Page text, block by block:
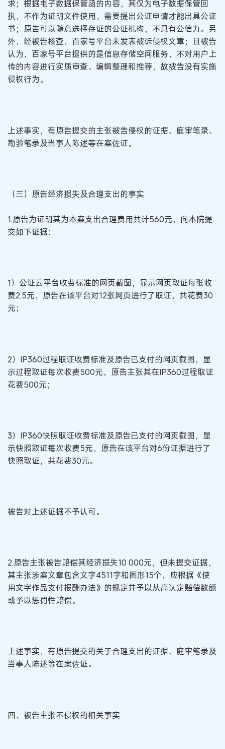
求；根据电子数据保管函的内容，其仅为电子数据保管回
执，不作为证明文件使用，需要提出公证申请才能出具公证
书；原告可以随意选择存证的公证机构，不具有公信力。另
外，经被告核查，百家号平台未发表被诉侵权文章；且被告
认为，百家号平台提供的是信息存储空间服务，不对用户上
传的内容进行实质审查、编辑整理和推荐，故被告没有实施
侵权行为。
上述事实，有原告提交的主张被告侵权的证据、庭审笔录、
勘验笔录及当事人陈述等在案佐证。
（三）原告经济损失及合理支出的事实
1.原告为证明其为本案支出合理费用共计560元，向本院提
交如下证据：
1）公证云平台收费标准的网页截图，显示网页取证每张收
费2.5元，原告在该平台对12张网页进行了取证，共花费30
元；
2）IP360过程取证收费标准及原告已支付的网页截图，显
示过程取证每次收费500元，原告主张其在IP360过程取证
花费500元；
3）IP360快照取证收费标准及原告已支付的网页截图，显
示快照取证每次收费5元，原告在该平台对6份证据进行了
快照取证，共花费30元。
被告对上述证据不予认可。
2.原告主张被告赔偿其经济损失10 000元，但未提交证据，
其主张涉案文章包含文字4511字和图形15个，应根据《使
用文字作品支付报酬办法》的规定并予以从高认定赔偿数额
或予以惩罚性赔偿。
上述事实，有原告提交的关于合理支出的证据、庭审笔录及
当事人陈述等在案佐证。
四、被告主张不侵权的相关事实